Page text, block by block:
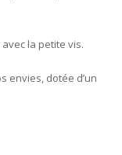
la petite vis.
envies, dotée d’un